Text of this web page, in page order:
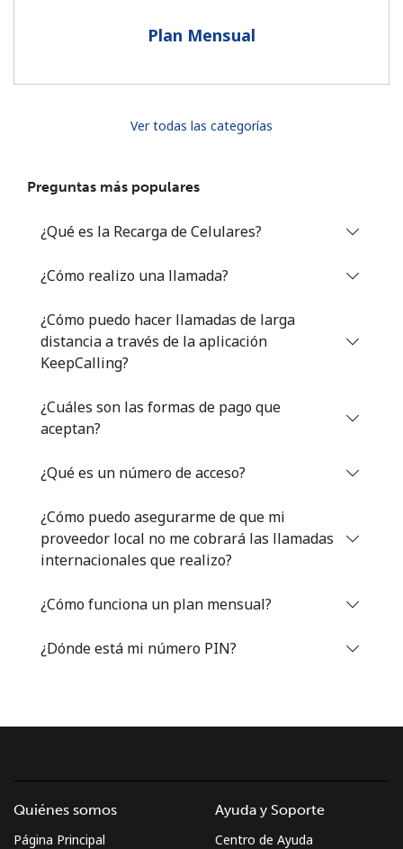
¿Olvidaste tu contraseña? →
Iniciar Sesión
Plan Mensual
Ver todas las categorías
Preguntas más populares
¿Qué es la Recarga de Celulares?
¿Cómo realizo una llamada?
¿Cómo puedo hacer llamadas de larga
distancia a través de la aplicación
KeepCalling?
¿Cuáles son las formas de pago que
aceptan?
¿Qué es un número de acceso?
¿Cómo puedo asegurarme de que mi
proveedor local no me cobrará las llamadas
internacionales que realizo?
¿Cómo funciona un plan mensual?
¿Dónde está mi número PIN?
Quiénes somos
Página Principal
Ayuda y Soporte
Centro de Ayuda